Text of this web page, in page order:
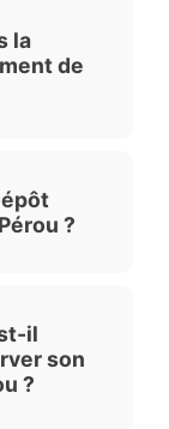
la
de
?
il
son
?